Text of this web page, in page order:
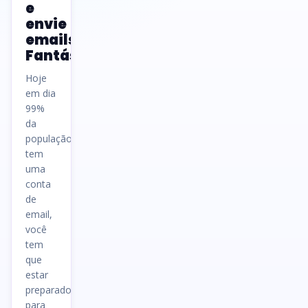
e
envie
emails
Fantásticos
Hoje
em dia
99%
da
população
tem
uma
conta
de
email,
você
tem
que
estar
preparado
para